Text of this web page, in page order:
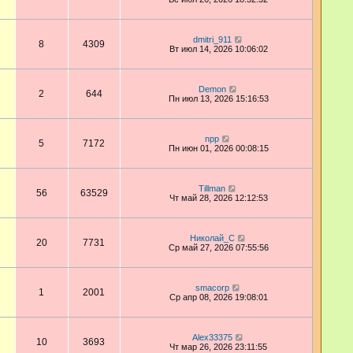
8 4309
dmitri_911
Вт июл 14, 2026 10:06:02
2 644
Demon
Пн июл 13, 2026 15:16:53
5 7172
npp
Пн июн 01, 2026 00:08:15
56 63529
Tillman
Чт май 28, 2026 12:12:53
20 7731
Николай_С
Ср май 27, 2026 07:55:56
1 2001
smacorp
Ср апр 08, 2026 19:08:01
10 3693
Alex33375
Чт мар 26, 2026 23:11:55